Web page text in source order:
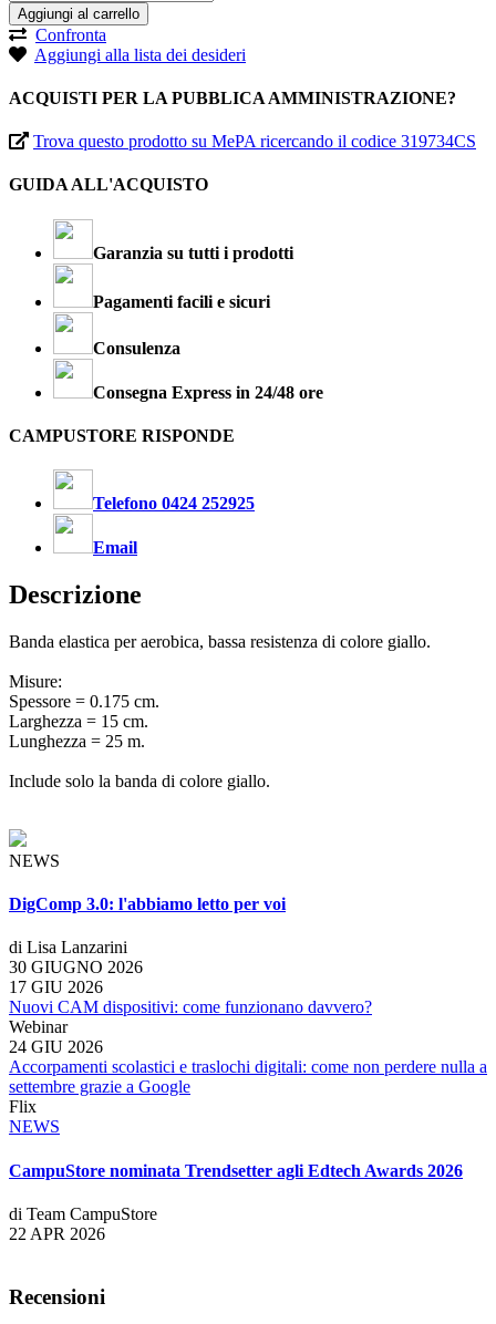
Aggiungi al carrello
Confronta
Aggiungi alla lista dei desideri
ACQUISTI PER LA PUBBLICA AMMINISTRAZIONE?
Trova questo prodotto su MePA ricercando il codice 319734CS
GUIDA ALL'ACQUISTO
Garanzia su tutti i prodotti
Pagamenti facili e sicuri
Consulenza
Consegna Express in 24/48 ore
CAMPUSTORE RISPONDE
Telefono 0424 252925
Email
Descrizione
Banda elastica per aerobica, bassa resistenza di colore giallo.
Misure:
Spessore = 0.175 cm.
Larghezza = 15 cm.
Lunghezza = 25 m.
Include solo la banda di colore giallo.
NEWS
DigComp 3.0: l'abbiamo letto per voi
di Lisa Lanzarini
30 GIUGNO 2026
17 GIU 2026
Nuovi CAM dispositivi: come funzionano davvero?
Webinar
24 GIU 2026
Accorpamenti scolastici e traslochi digitali: come non perdere nulla a
settembre grazie a Google
Flix
NEWS
CampuStore nominata Trendsetter agli Edtech Awards 2026
di Team CampuStore
22 APR 2026
Recensioni